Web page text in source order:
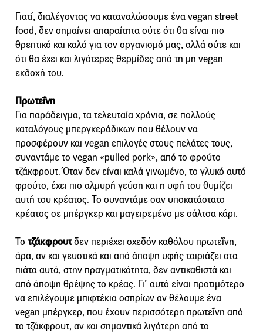
Γιατί, διαλέγοντας να καταναλώσουμε ένα vegan street
food, δεν σημαίνει απαραίτητα ούτε ότι θα είναι πιο
θρεπτικό και καλό για τον οργανισμό μας, αλλά ούτε και
ότι θα έχει και λιγότερες θερμίδες από τη μη vegan
εκδοχή του.
Πρωτεΐνη
Για παράδειγμα, τα τελευταία χρόνια, σε πολλούς
καταλόγους μπεργκεράδικων που θέλουν να
προσφέρουν και vegan επιλογές στους πελάτες τους,
συναντάμε το vegan «pulled pork», από το φρούτο
τζάκφρουτ. Όταν δεν είναι καλά γινωμένο, το γλυκό αυτό
φρούτο, έχει πιο αλμυρή γεύση και η υφή του θυμίζει
αυτή του κρέατος. Το συναντάμε σαν υποκατάστατο
κρέατος σε μπέργκερ και μαγειρεμένο με σάλτσα κάρι.
Το τζάκφρουτδεν περιέχει σχεδόν καθόλου πρωτεΐνη,
άρα, αν και γευστικά και από άποψη υφής ταιριάζει στα
πιάτα αυτά, στην πραγματικότητα, δεν αντικαθιστά και
από άποψη θρέψης το κρέας. Γι’ αυτό είναι προτιμότερο
να επιλέγουμε μπιφτέκια οσπρίων αν θέλουμε ένα
vegan μπέργκερ, που έχουν περισσότερη πρωτεΐνη από
το τζάκφρουτ, αν και σημαντικά λιγότερη από το